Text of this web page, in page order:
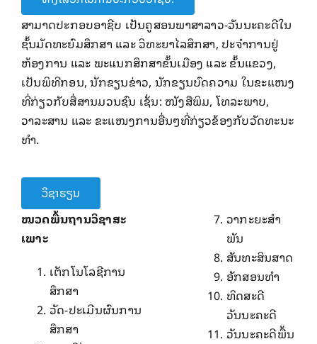
​​ສາມາດປະກອບອາຊີບ ເປັນຄູ​ສອນພາສາ​ລາວ-ວັນນະຄະດີ​ໃນ
ຊັ້ນມັດທະຍົມສຶກສາ ແລະ ວິທະຍາໄລສຶກສາ, ປະ​ຈໍາ​ການ​ຢູ່
ຫ້ອງການ ແລະ ​ພະ​ແນ​ກສຶກສາຂັ້ນ​ເມືອງ ​ແລະ ຂັ້ນ​ແຂວງ, ​​
ເປັນພິທີ​ກອນ, ​ນັກຂຽນຂ່າວ, ນັກຂຽນບົດ​ຄວາມ ​ໃນ​ຂະ​ແໜງ
ທີ່ກ່ຽວກັບ​ສື່ສານມວນຊົນ ​ເຊັ່ນ: ໜັງສື​ພິມ, ​ໂທລະພາບ,
ວາລະສານ ​ແລະ ຂະ​ແໜງການອື່ນໆ​ທີ່​ກ່ຽວຂ້ອງ​ກັບ​ວັດທະນະ​
ທໍາ.
ວິຊາຮຽນ
ໝວດພື້ນຖານ​ວິຊາ​ສະ​
ເພາະ
​ເຕັກ​ໂນ​ໂລ​ຊີ​ການ​
ສຶກສາ
ວັດ-ປະ​ເມີນ​ຜົນ​ການ​
ສຶກສາ
ວາ​ກະ​ຍະ​ສໍາ
ພັນ
ສັນທະ​ສິນ​ສາດ
ອັກສອນ​ທໍາ
ທິດ​ສະ​ດີ​
ວັນນະຄະດີ
ວັນນະຄະດີ​ພື້ນ​